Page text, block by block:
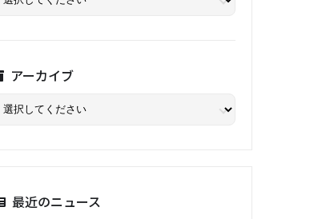
アーカイブ
最近のニュース